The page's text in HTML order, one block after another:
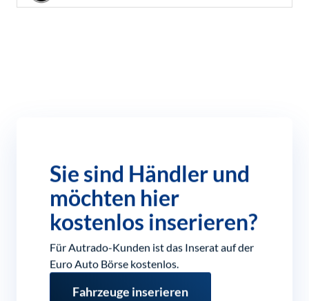
Sie sind Händler und
möchten hier
kostenlos inserieren?
Für Autrado-Kunden ist das Inserat auf der
Euro Auto Börse kostenlos.
Fahrzeuge inserieren